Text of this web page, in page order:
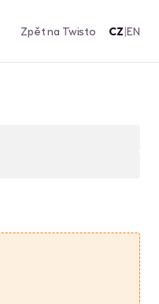
Zpět na Twisto CZ|EN